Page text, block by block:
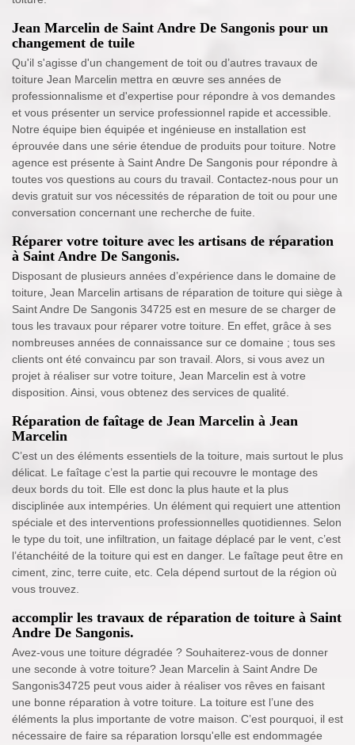
Jean Marcelin de Saint Andre De Sangonis pour un
changement de tuile
Qu'il s'agisse d'un changement de toit ou d’autres travaux de
toiture Jean Marcelin mettra en œuvre ses années de
professionnalisme et d'expertise pour répondre à vos demandes
et vous présenter un service professionnel rapide et accessible.
Notre équipe bien équipée et ingénieuse en installation est
éprouvée dans une série étendue de produits pour toiture. Notre
agence est présente à Saint Andre De Sangonis pour répondre à
toutes vos questions au cours du travail. Contactez-nous pour un
devis gratuit sur vos nécessités de réparation de toit ou pour une
conversation concernant une recherche de fuite.
Réparer votre toiture avec les artisans de réparation
à Saint Andre De Sangonis.
Disposant de plusieurs années d’expérience dans le domaine de
toiture, Jean Marcelin artisans de réparation de toiture qui siège à
Saint Andre De Sangonis 34725 est en mesure de se charger de
tous les travaux pour réparer votre toiture. En effet, grâce à ses
nombreuses années de connaissance sur ce domaine ; tous ses
clients ont été convaincu par son travail. Alors, si vous avez un
projet à réaliser sur votre toiture, Jean Marcelin est à votre
disposition. Ainsi, vous obtenez des services de qualité.
Réparation de faîtage de Jean Marcelin à Jean
Marcelin
C’est un des éléments essentiels de la toiture, mais surtout le plus
délicat. Le faîtage c’est la partie qui recouvre le montage des
deux bords du toit. Elle est donc la plus haute et la plus
disciplinée aux intempéries. Un élément qui requiert une attention
spéciale et des interventions professionnelles quotidiennes. Selon
le type du toit, une infiltration, un faitage déplacé par le vent, c’est
l’étanchéité de la toiture qui est en danger. Le faîtage peut être en
ciment, zinc, terre cuite, etc. Cela dépend surtout de la région où
vous trouvez.
accomplir les travaux de réparation de toiture à Saint
Andre De Sangonis.
Avez-vous une toiture dégradée ? Souhaiterez-vous de donner
une seconde à votre toiture? Jean Marcelin à Saint Andre De
Sangonis34725 peut vous aider à réaliser vos rêves en faisant
une bonne réparation à votre toiture. La toiture est l’une des
éléments la plus importante de votre maison. C’est pourquoi, il est
nécessaire de faire sa réparation lorsqu'elle est endommagée